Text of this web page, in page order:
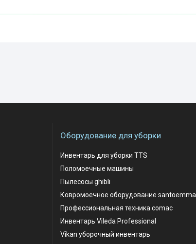
Оборудование для уборки
Инвентарь для уборки TTS
Поломоечные машины
Пылесосы ghibli
Ковромоечное оборудование santoemma
Профессиональная техника comac
Инвентарь Vileda Professional
Vikan уборочный инвентарь